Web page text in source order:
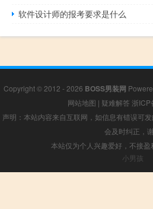
软件设计师的报考要求是什么
Copyright © 2012 - 2026 BOSS男装网
网站地图 | 疑难解答 浙ICP
声明：本站内容来自互联网，如信息有错误可
会及时纠正，
本站仅为个人兴趣爱好，不接
小男孩